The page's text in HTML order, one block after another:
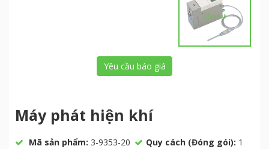
Yêu cầu báo giá
Máy phát hiện khí
Mã sản phẩm: 3-9353-20 Quy cách (Đóng gói): 1